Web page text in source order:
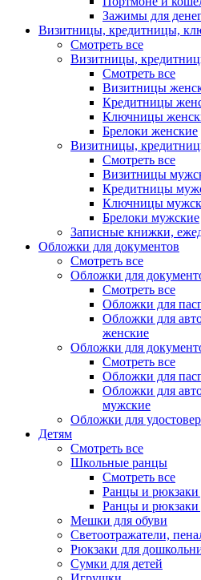
Зажимы для
Визитницы, кредитницы,
Смотреть все
Визитницы,
Смотреть все
Визитницы
Кредитницы
Ключницы
Брелоки женские
Визитницы,
Смотреть все
Визитницы
Кредитницы
Ключницы
Брелоки мужские
Записные книжки,
Обложки для документов
Смотреть все
Обложки для
Смотреть все
Обложки для
Обложки для
женские
Обложки для
Смотреть все
Обложки для
Обложки для
мужские
Обложки для
Детям
Смотреть все
Школьные ранцы
Смотреть все
Ранцы и рюкзаки
Ранцы и рюкзаки
Мешки для обуви
Светоотражатели,
Рюкзаки для
Сумки для детей